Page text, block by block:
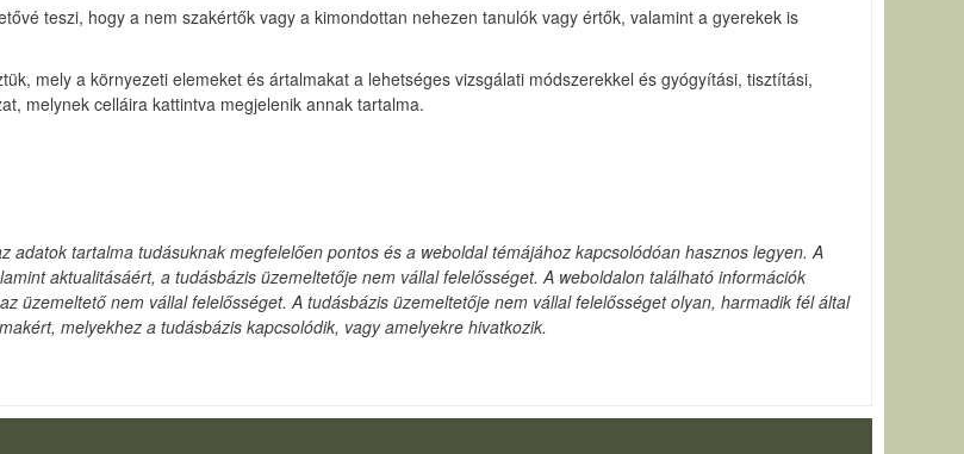
teszi, hogy a nem szakértők vagy a kimondottan nehezen tanulók vagy értők, valamint a gyerekek is
mely a környezeti elemeket és ártalmakat a lehetséges vizsgálati módszerekkel és gyógyítási, tisztítási,
melynek celláira kattintva megjelenik annak tartalma.
tartalma tudásuknak megfelelően pontos és a weboldal témájához kapcsolódóan hasznos legyen. A
aktualitásáért, a tudásbázis üzemeltetője nem vállal felelősséget. A weboldalon található információk
üzemeltető nem vállal felelősséget. A tudásbázis üzemeltetője nem vállal felelősséget olyan, harmadik fél által
melyekhez a tudásbázis kapcsolódik, vagy amelyekre hivatkozik.